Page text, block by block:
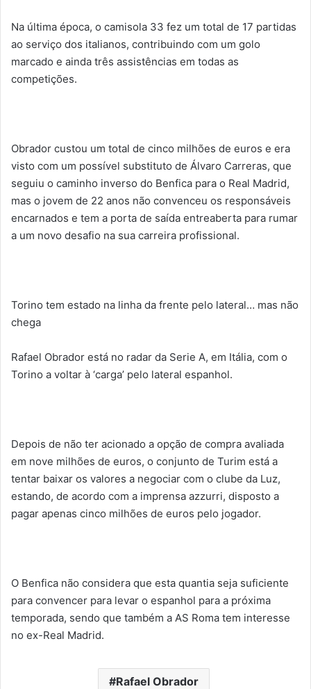
Na última época, o camisola 33 fez um total de 17 partidas
ao serviço dos italianos, contribuindo com um golo
marcado e ainda três assistências em todas as
competições.
Obrador custou um total de cinco milhões de euros e era
visto com um possível substituto de Álvaro Carreras, que
seguiu o caminho inverso do Benfica para o Real Madrid,
mas o jovem de 22 anos não convenceu os responsáveis
encarnados e tem a porta de saída entreaberta para rumar
a um novo desafio na sua carreira profissional.
Torino tem estado na linha da frente pelo lateral… mas não
chega
Rafael Obrador está no radar da Serie A, em Itália, com o
Torino a voltar à ‘carga’ pelo lateral espanhol.
Depois de não ter acionado a opção de compra avaliada
em nove milhões de euros, o conjunto de Turim está a
tentar baixar os valores a negociar com o clube da Luz,
estando, de acordo com a imprensa azzurri, disposto a
pagar apenas cinco milhões de euros pelo jogador.
O Benfica não considera que esta quantia seja suficiente
para convencer para levar o espanhol para a próxima
temporada, sendo que também a AS Roma tem interesse
no ex-Real Madrid.
Rafael Obrador